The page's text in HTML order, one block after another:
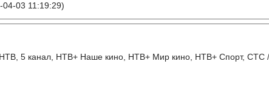
04-03 11:19:29)
5 канал, НТВ+ Наше кино, НТВ+ Мир кино, НТВ+ Спорт, СТС